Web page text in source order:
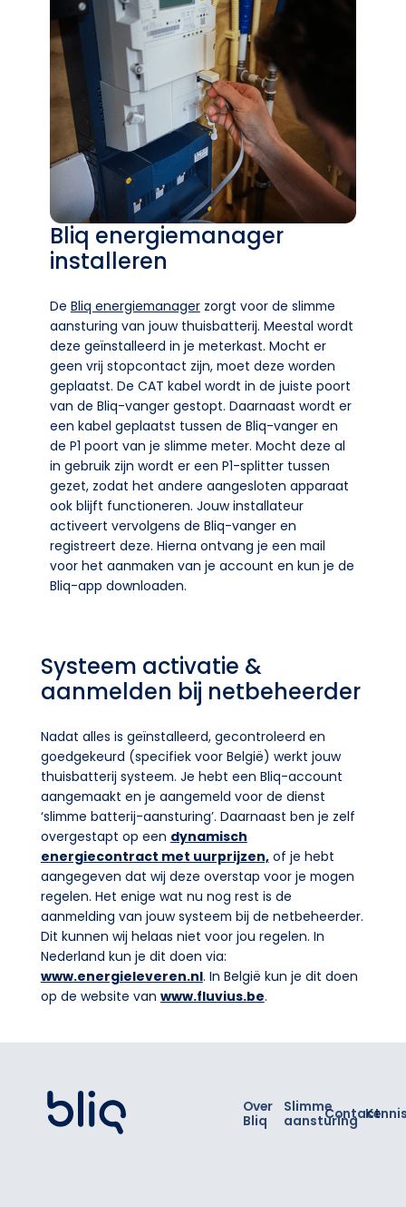
Bliq energiemanager
installeren
De Bliq energiemanagerzorgt voor de slimme
aansturing van jouw thuisbatterij. Meestal wordt
deze geïnstalleerd in je meterkast. Mocht er
geen vrij stopcontact zijn, moet deze worden
geplaatst. De CAT kabel wordt in de juiste poort
van de Bliq-vanger gestopt. Daarnaast wordt er
een kabel geplaatst tussen de Bliq-vanger en
de P1 poort van je slimme meter. Mocht deze al
in gebruik zijn wordt er een P1-splitter tussen
gezet, zodat het andere aangesloten apparaat
ook blijft functioneren. Jouw installateur
activeert vervolgens de Bliq-vanger en
registreert deze. Hierna ontvang je een mail
voor het aanmaken van je account en kun je de
Bliq-app downloaden.
Systeem activatie &
aanmelden bij netbeheerder
Nadat alles is geïnstalleerd, gecontroleerd en
goedgekeurd (specifiek voor België) werkt jouw
thuisbatterij systeem. Je hebt een Bliq-account
aangemaakt en je aangemeld voor de dienst
‘slimme batterij-aansturing’. Daarnaast ben je zelf
overgestapt op een dynamisch
energiecontract met uurprijzen,of je hebt
aangegeven dat wij deze overstap voor je mogen
regelen. Het enige wat nu nog rest is de
aanmelding van jouw systeem bij de netbeheerder.
Dit kunnen wij helaas niet voor jou regelen. In
Nederland kun je dit doen via:
www.energieleveren.nl. In België kun je dit doen
op de website van www.fluvius.be.
Over
Bliq
Slimme
aansturing
Contact